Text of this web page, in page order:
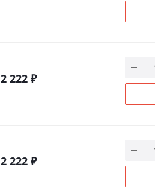
2 222 ₽
2 222 ₽